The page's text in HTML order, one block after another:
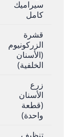
سيراميك
كامل
قشرة
الزركونيوم
(الأسنان
الخلفية)
زرع
الأسنان
(قطعة
واحدة)
تنظيف